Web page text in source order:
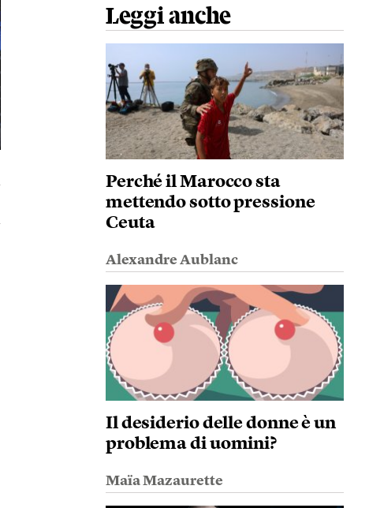
Leggi anche
Perché il Marocco sta
mettendo sotto pressione
Ceuta
Alexandre Aublanc
Il desiderio delle donne è un
problema di uomini?
Maïa Mazaurette